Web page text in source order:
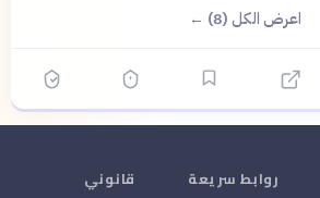
اعرض الكل (8) ←
روابط سريعة قانوني